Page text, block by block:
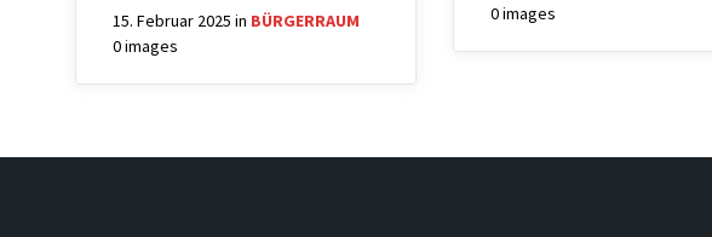
15. Februar 2025 in BÜRGERRAUM
0 images
0 images